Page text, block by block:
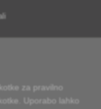
za pravilno
Uporabo lahko